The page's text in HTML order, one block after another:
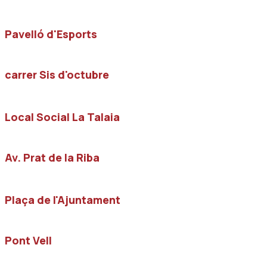
Pavelló d'Esports
carrer Sis d'octubre
Local Social La Talaia
Av. Prat de la Riba
Plaça de l'Ajuntament
Pont Vell